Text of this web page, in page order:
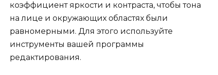
коэффициент яркости и контраста, чтобы тона
на лице и окружающих областях были
равномерными. Для этого используйте
инструменты вашей программы
редактирования.